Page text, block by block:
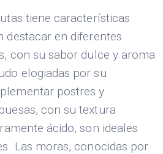
tiene características
destacar en diferentes
con su sabor dulce y aroma
elogiadas por su
postres y
con su textura
ácido, son ideales
Las moras, conocidas por